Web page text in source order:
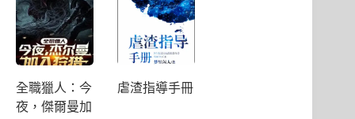
全職獵人：今
夜，傑爾曼加
虐渣指導手冊